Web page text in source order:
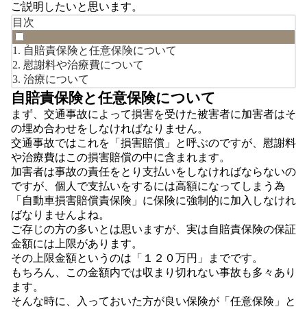
ご説明したいと思います。
目次
自賠責保険と任意保険について
慰謝料や治療費について
治療について
自賠責保険と任意保険について
まず、交通事故によって損害を受けた被害者に加害者はそ
の埋め合わせをしなければなりません。
交通事故ではこれを「損害賠償」と呼ぶのですが、慰謝料
や治療費はこの損害賠償の中に含まれます。
加害者は事故の責任をとり支払いをしなければならないの
ですが、個人で支払いをするには高額になってしまう為
「自動車損害賠償責保険」に保険に強制的に加入しなけれ
ばなりませんよね。
ご存じの方の多いとは思いますが、実は自賠責保険の保証
金額には上限があります。
その上限金額というのは「１２０万円」までです。
もちろん、この金額内では収まり切れない事故も多々あり
ます。
そんな時に、入っておいた方が良い保険が「任意保険」と